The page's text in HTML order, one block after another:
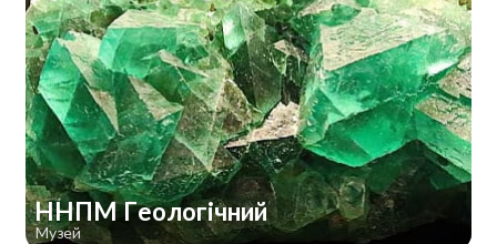
ННПМ Геологічний
Музей